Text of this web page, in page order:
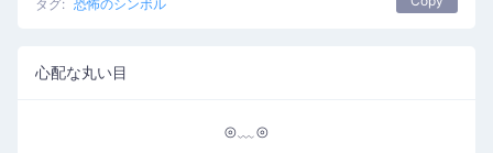
タグ: 恐怖のシンボル
心配な丸い目
⊙﹏⊙